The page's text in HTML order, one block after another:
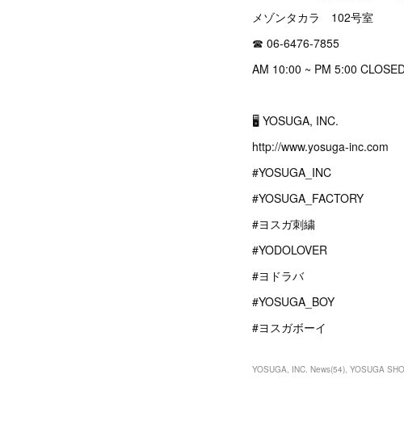
メゾンタカラ 102号室
☎︎ 06-6476-7855
AM 10:00 ~ PM 5:00
🖥 YOSUGA, INC.
http://www.yosuga-inc.com
#YOSUGA_INC
#YOSUGA_FACTORY
#ヨスガ刺繍
#YODOLOVER
#ヨドラバ
#YOSUGA_BOY
#ヨスガボーイ
YOSUGA, INC. News(54) YOSUGA